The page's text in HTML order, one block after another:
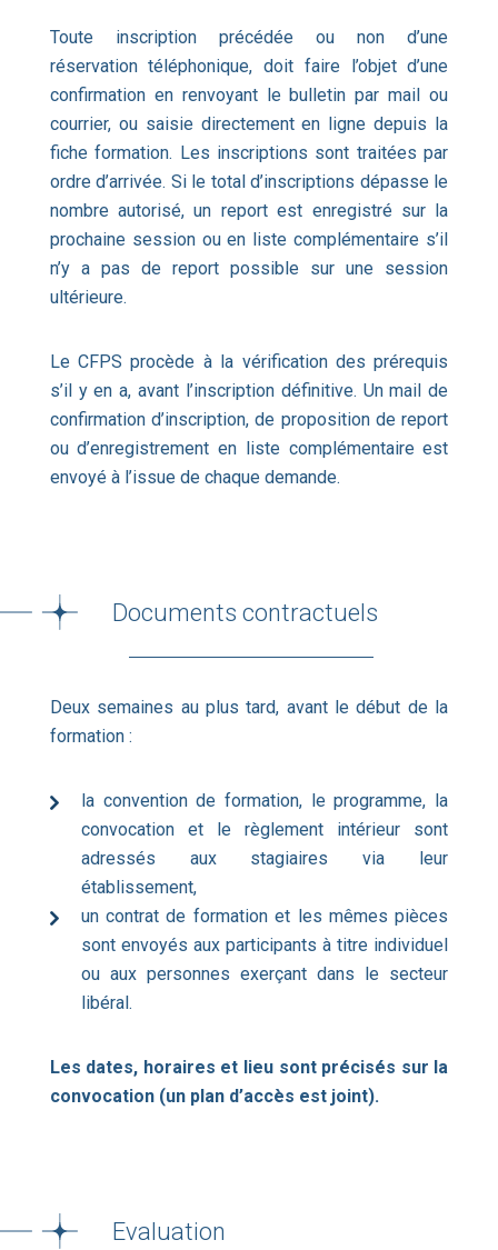
Toute inscription précédée ou non d’une
réservation téléphonique, doit faire l’objet d’une
confirmation en renvoyant le bulletin par mail ou
courrier, ou saisie directement en ligne depuis la
fiche formation. Les inscriptions sont traitées par
ordre d’arrivée. Si le total d’inscriptions dépasse le
nombre autorisé, un report est enregistré sur la
prochaine session ou en liste complémentaire s’il
n’y a pas de report possible sur une session
ultérieure.
Le CFPS procède à la vérification des prérequis
s’il y en a, avant l’inscription définitive. Un mail de
confirmation d’inscription, de proposition de report
ou d’enregistrement en liste complémentaire est
envoyé à l’issue de chaque demande.
Documents contractuels
Deux semaines au plus tard, avant le début de la
formation :
la convention de formation, le programme, la
convocation et le règlement intérieur sont
adressés aux stagiaires via leur
établissement,
un contrat de formation et les mêmes pièces
sont envoyés aux participants à titre individuel
ou aux personnes exerçant dans le secteur
libéral.
Les dates, horaires et lieu sont précisés sur la
convocation (un plan d’accès est joint).
Evaluation